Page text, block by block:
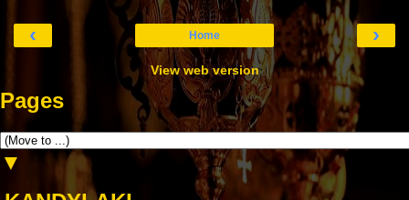
‹ ›
Home
View web version
Pages
▼